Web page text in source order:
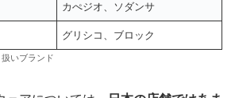
カぺジオ、ソダンサ
グリシコ、ブロック
いブランド